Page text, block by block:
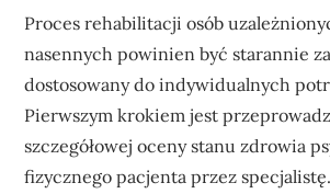
Proces rehabilitacji osób
nasennych powinien być starannie
dostosowany do indywidualnych
Pierwszym krokiem jest
szczegółowej oceny stanu zdrowia
fizycznego pacjenta przez